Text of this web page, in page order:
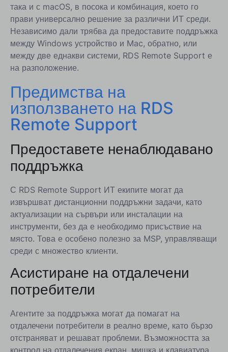
така и с macOS, в посока и комбинация, което го
прави универсално решение за различни ИТ среди.
Независимо дали трябва да предоставите поддръжка
между Windows устройство и Mac, обратно, или
между две еднакви системи, RDS Remote Support е
на разположение.
Предимства на
използването на RDS
Remote Support
Предоставете ненаблюдавано
поддръжка
С RDS Remote Support ИТ екипите могат да
извършват дистанционни поддръжни задачи, като
актуализации на сървъри или инсталации на
инструменти, без да е необходимо присъствие на
място. Това е особено полезно за MSP, управляващи
среди с множество клиенти.
Асистиране на отдалечени
потребители
Агентите за поддръжка могат да помагат на
отдалечени потребители в реално време, като бързо
отстраняват и решават проблеми. Възможността за
контрол на отдалечения екран, мишка и клавиатура